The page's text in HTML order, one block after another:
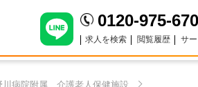
0120-975-670
求人を検索 閲覧履歴 サ
川病院附属 介護老人保健施設